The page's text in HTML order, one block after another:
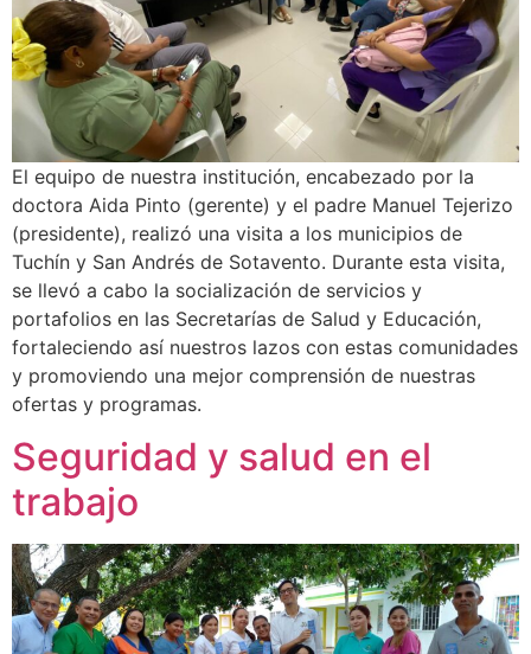
El equipo de nuestra institución, encabezado por la
doctora Aida Pinto (gerente) y el padre Manuel Tejerizo
(presidente), realizó una visita a los municipios de
Tuchín y San Andrés de Sotavento. Durante esta visita,
se llevó a cabo la socialización de servicios y
portafolios en las Secretarías de Salud y Educación,
fortaleciendo así nuestros lazos con estas comunidades
y promoviendo una mejor comprensión de nuestras
ofertas y programas.
Seguridad y salud en el
trabajo